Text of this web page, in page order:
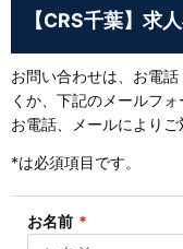
【CRS千葉】求
お問い合わせは、お電
くか、下記のメールフォ
お電話、メールによりご
*は必須項目です。
お名前 *